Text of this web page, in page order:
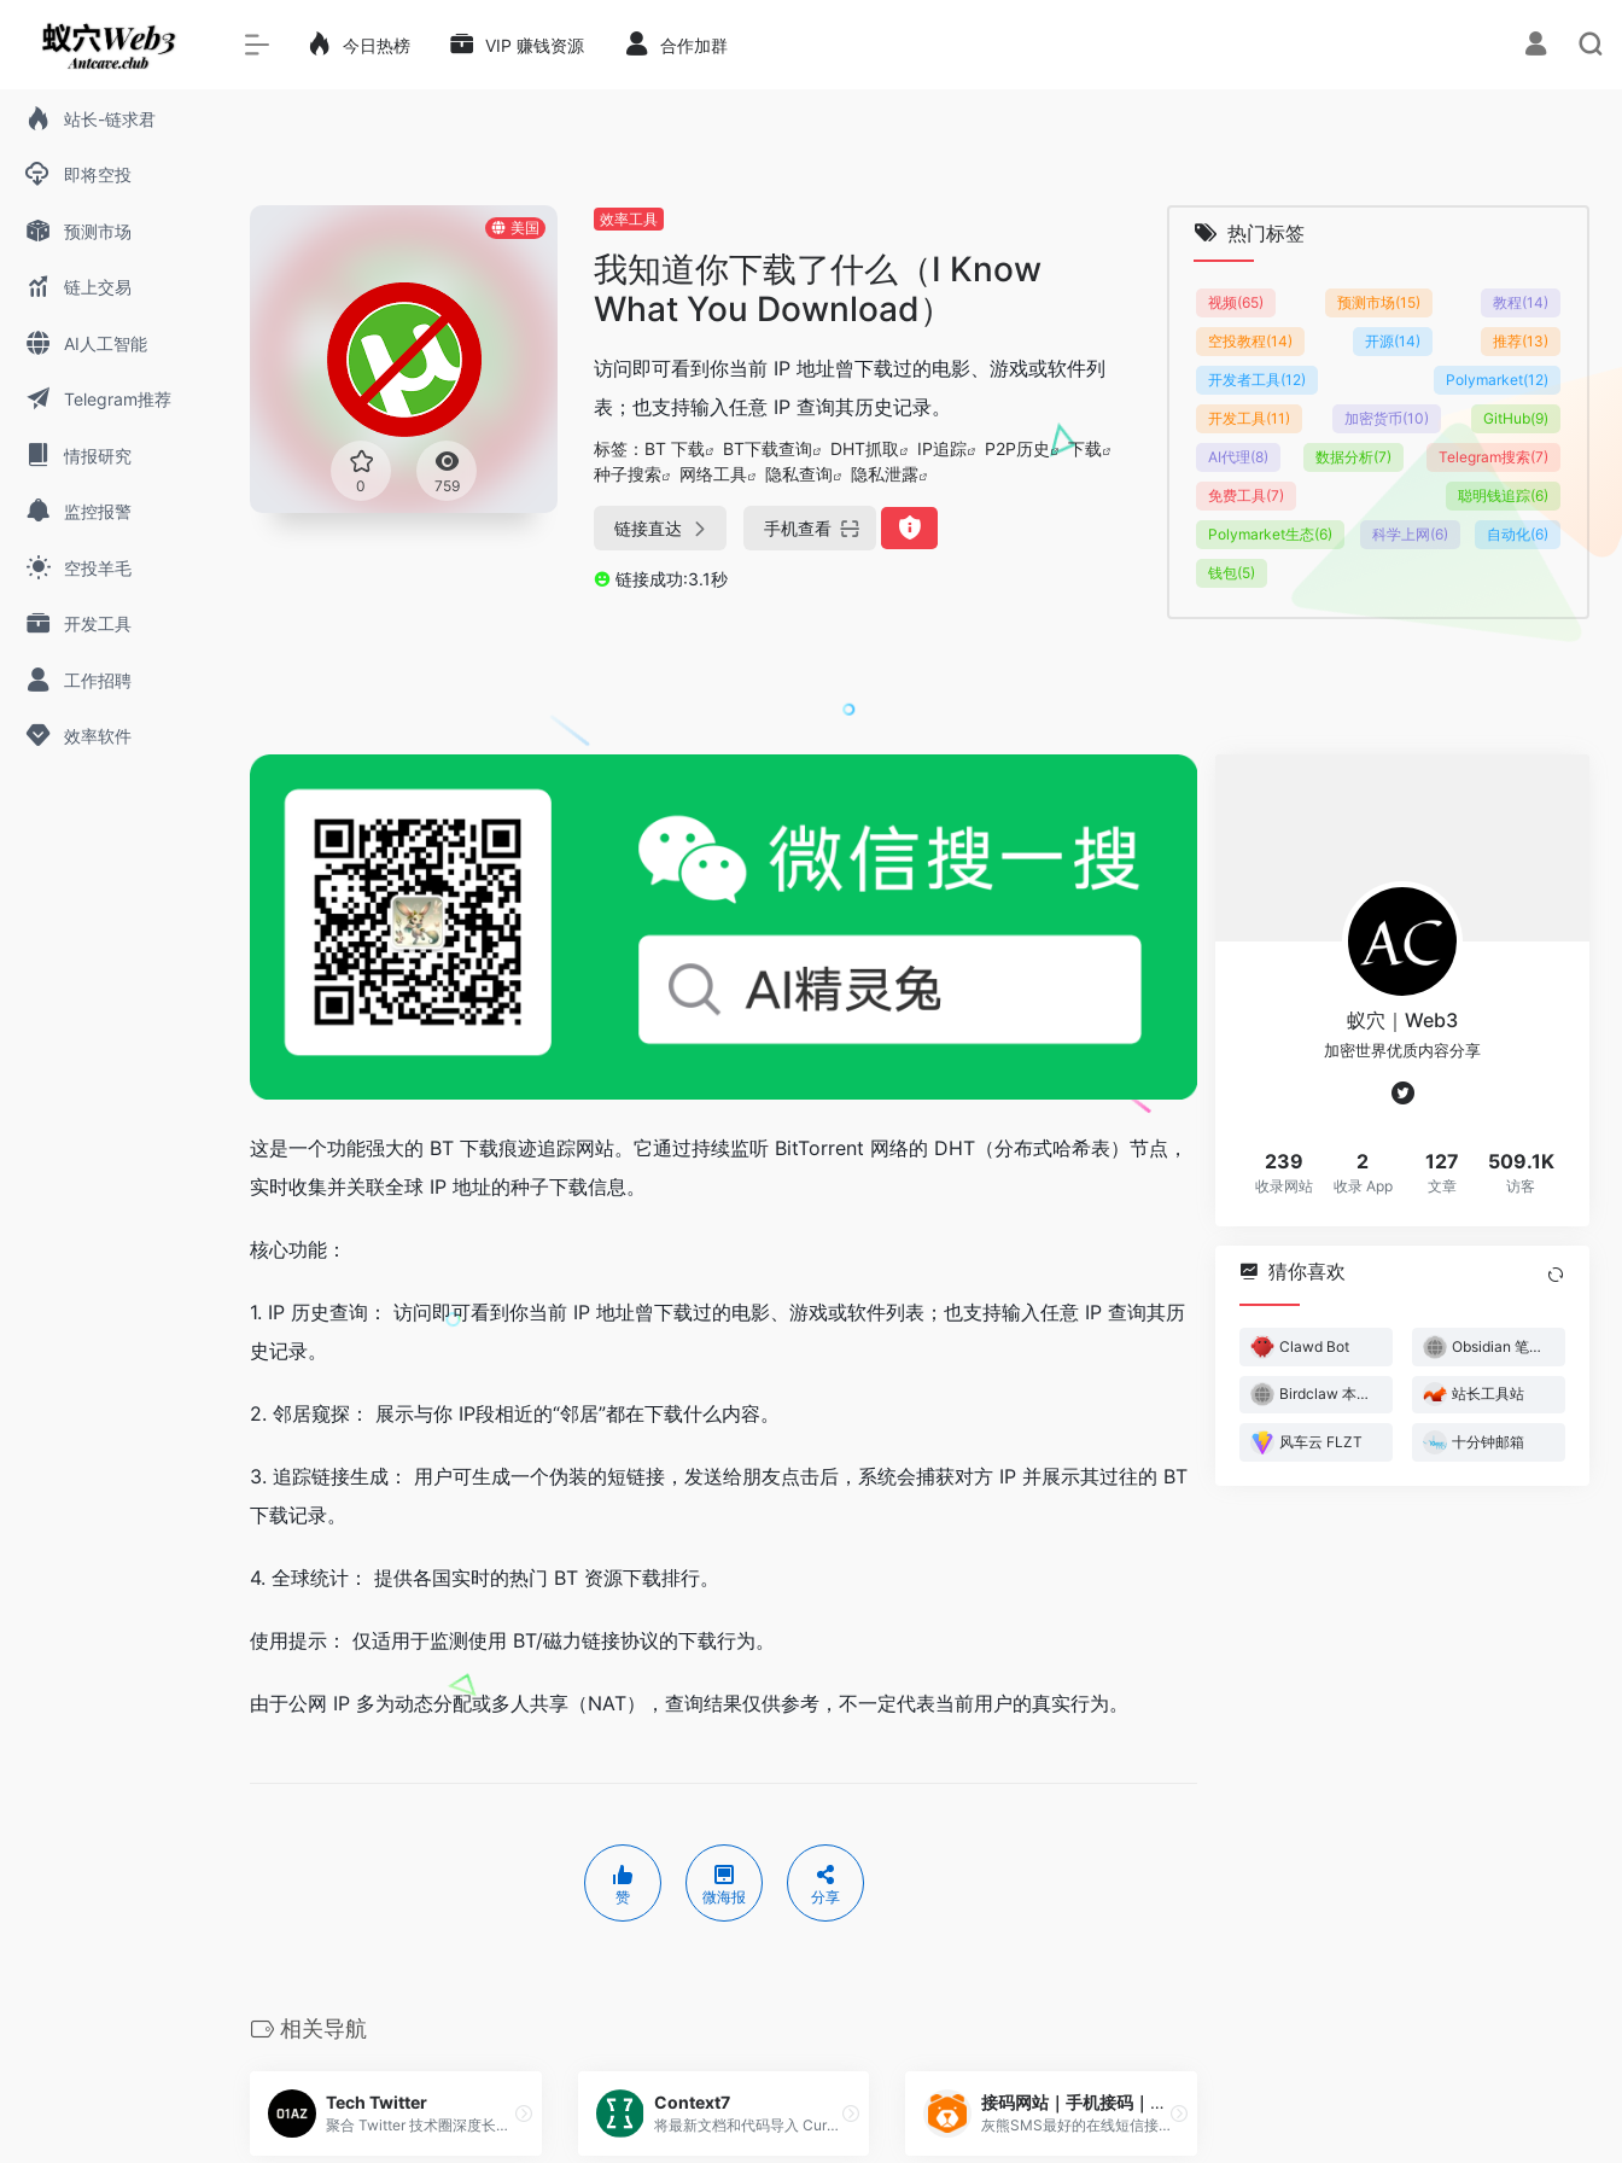
站长-链求君
即将空投
预测市场
链上交易
AI人工智能
Telegram推荐
情报研究
监控报警
空投羊毛
开发工具
工作招聘
效率软件
今日热榜 VIP 赚钱资源 合作加群
美国
0 759
效率工具
我知道你下载了什么（I Know
What You Download）
访问即可看到你当前 IP 地址曾下载过的电影、游戏或软件列
表；也支持输入任意 IP 查询其历史记录。
标签： BT 下载 BT下载查询 DHT抓取 IP追踪 P2P历史
下载
种子搜索
网络工具 隐私查询 隐私泄露
链接直达 手机查看
链接成功:3.1秒
热门标签
视频(65) 预测市场(15) 教程(14)
空投教程(14) 开源(14) 推荐(13)
开发者工具(12) Polymarket(12)
开发工具(11) 加密货币(10) GitHub(9)
AI代理(8) 数据分析(7) Telegram搜索(7)
免费工具(7) 聪明钱追踪(6)
Polymarket生态(6) 科学上网(6) 自动化(6)
钱包(5)
这是一个功能强大的 BT 下载痕迹追踪网站。它通过持续监听 BitTorrent 网络的 DHT（分布式哈希表）节点，
实时收集并关联全球 IP 地址的种子下载信息。
核心功能：
1. IP 历史查询： 访问即可看到你当前 IP 地址曾下载过的电影、游戏或软件列表；也支持输入任意 IP 查询其历
史记录。
2. 邻居窥探： 展示与你 IP段相近的“邻居”都在下载什么内容。
3. 追踪链接生成： 用户可生成一个伪装的短链接，发送给朋友点击后，系统会捕获对方 IP 并展示其过往的 BT
下载记录。
4. 全球统计： 提供各国实时的热门 BT 资源下载排行。
使用提示： 仅适用于监测使用 BT/磁力链接协议的下载行为。
由于公网 IP 多为动态分配或多人共享（NAT），查询结果仅供参考，不一定代表当前用户的真实行为。
赞 微海报 分享
相关导航
Tech Twitter
聚合 Twitter 技术圈深度长文与前沿洞察的高质量技术内容平台。
Context7
将最新文档和代码导入 Cursor、Claude 或其他 LLM 系统
接码网站｜手机接码｜灰熊SMS
灰熊SMS最好的在线短信接码、国际短信验证码平台
蚁穴｜Web3
加密世界优质内容分享
239
收录网站
2
收录 App
127
文章
509.1K
访客
猜你喜欢
Clawd Bot Obsidian 笔记应用
Birdclaw 本地推特工作空间 站长工具站
风车云 FLZT 十分钟邮箱